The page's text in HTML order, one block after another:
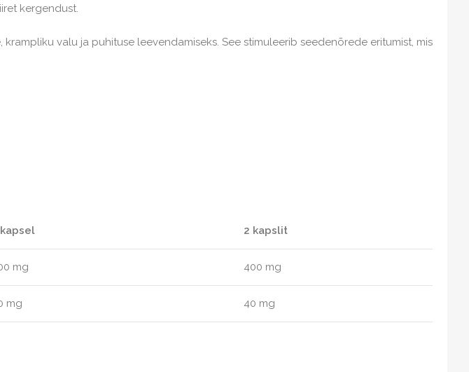
kergendust.
valu ja puhituse leevendamiseks. See stimuleerib seedenõrede eritumist, mis
2 kapslit
mg 400 mg
mg 40 mg